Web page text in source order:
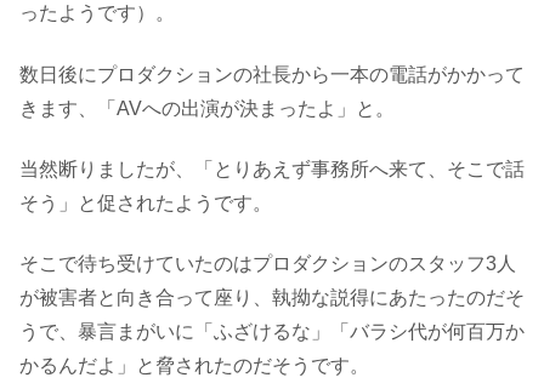
ったようです）。
数日後にプロダクションの社長から一本の電話がかかって
きます、「AVへの出演が決まったよ」と。
当然断りましたが、「とりあえず事務所へ来て、そこで話
そう」と促されたようです。
そこで待ち受けていたのはプロダクションのスタッフ3人
が被害者と向き合って座り、執拗な説得にあたったのだそ
うで、暴言まがいに「ふざけるな」「バラシ代が何百万か
かるんだよ」と脅されたのだそうです。